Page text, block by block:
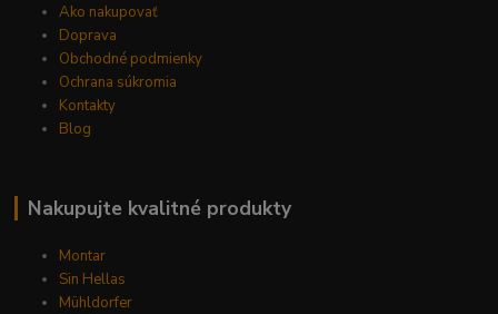
Ako nakupovať
Doprava
Obchodné podmienky
Ochrana súkromia
Kontakty
Blog
Nakupujte kvalitné produkty
Montar
Sin Hellas
Mühldorfer